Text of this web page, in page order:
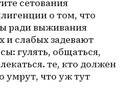
сетования
о том, что
ради выживания
слабых задевают
гулять, общаться,
те, кто должен
умрут, что уж тут